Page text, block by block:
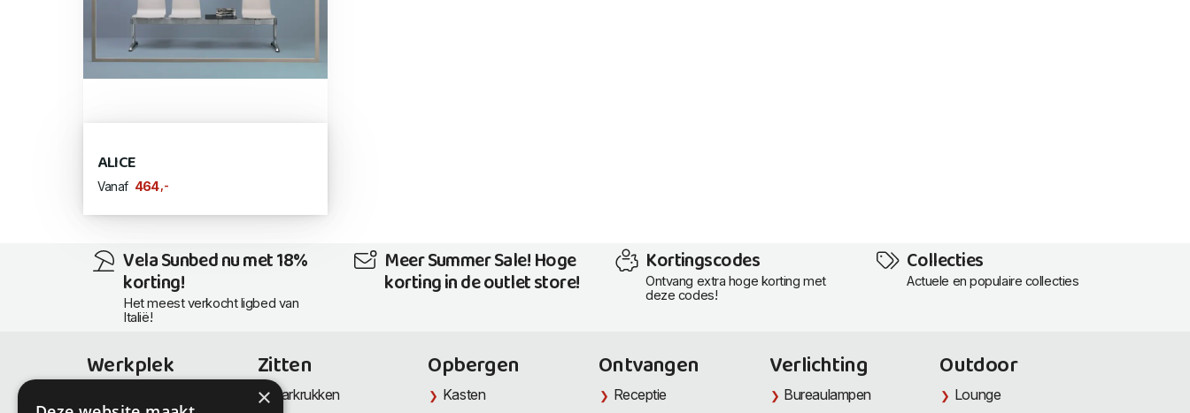
ALICE
Vanaf 464 ,-
Vela Sunbed nu met 18%
korting!
Het meest verkocht ligbed van
Italië!
Meer Summer Sale! Hoge
korting in de outlet store!
Kortingscodes
Ontvang extra hoge korting met
deze codes!
Collecties
Actuele en populaire collecties
Werkplek Zitten
Barkrukken
Opbergen
Kasten
Ontvangen
Receptie
Verlichting
Bureaulampen
Outdoor
Lounge
×